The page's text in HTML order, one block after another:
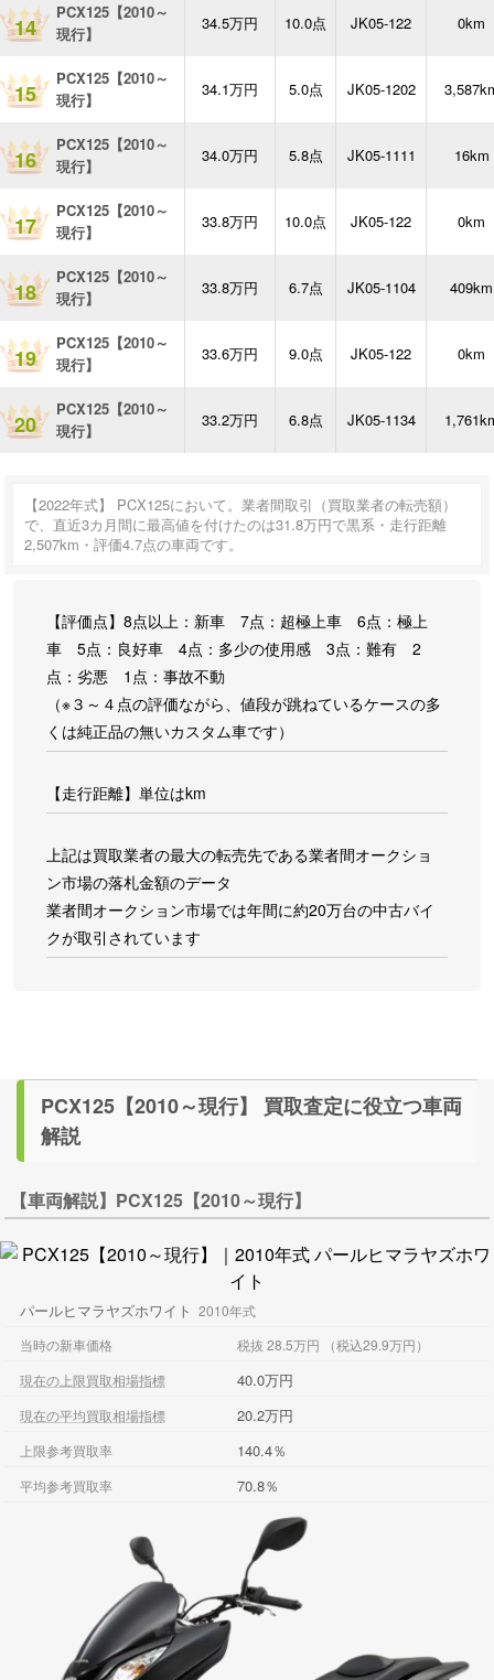
14
PCX125【2010～
現行】
34.5万円 10.0点 JK05-122 0km
15
PCX125【2010～
現行】
34.1万円 5.0点 JK05-1202
16
PCX125【2010～
現行】
34.0万円 5.8点 JK05-1111 16km
17
PCX125【2010～
現行】
33.8万円 10.0点 JK05-122 0km
18
PCX125【2010～
現行】
33.8万円 6.7点 JK05-1104 409km
19
PCX125【2010～
現行】
33.6万円 9.0点 JK05-122 0km
20
PCX125【2010～
現行】
33.2万円 6.8点 JK05-1134
【2022年式】 PCX125において。業者間取引（買取業者の転売額）
で、直近3カ月間に最高値を付けたのは31.8万円で黒系・走行距離
2,507km・評価4.7点の車両です。
【評価点】8点以上：新車 7点：超極上車 6点：極上
車 5点：良好車 4点：多少の使用感 3点：難有 2
点：劣悪 1点：事故不動
（※３～４点の評価ながら、値段が跳ねているケースの多
くは純正品の無いカスタム車です）
【走行距離】単位はkm
上記は買取業者の最大の転売先である業者間オークショ
ン市場の落札金額のデータ
業者間オークション市場では年間に約20万台の中古バイ
クが取引されています
PCX125【2010～現行】 買取査定に役立つ車両
解説
【車両解説】PCX125【2010～現行】
パールヒマラヤズホワイト 2010年式
当時の新車価格
税抜 28.5万円 （税込29.9万円）
現在の上限買取相場指標
40.0万円
現在の平均買取相場指標 20.2万円
上限参考買取率 140.4％
平均参考買取率 70.8％